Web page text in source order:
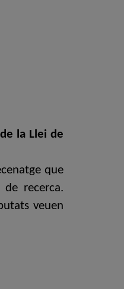
la Llei de
que
recerca.
veuen